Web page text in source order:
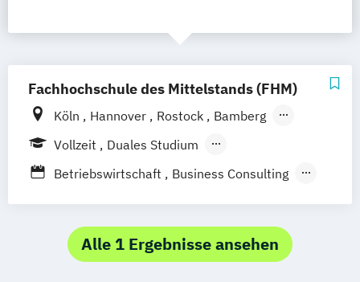
Fachhochschule des Mittelstands (FHM)
Köln Hannover Rostock
Bamberg
Bielefeld
Berlin Düren
Vollzeit
Duales Studium
Berufsbegleitendes Präsenzstudium
Betriebswirtschaft
Business Consulting
Marketingmanagement
Sportjournalismus & Sportmarketing
Alle 1 Ergebnisse ansehen